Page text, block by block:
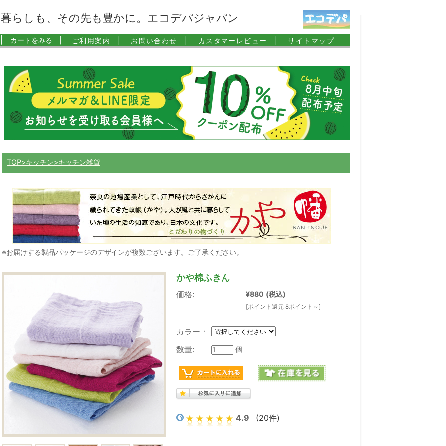
暮らしも、その先も豊かに。エコデパジャパン
カートをみる | ご利用案内 | お問い合わせ | カスタマーレビュー | サイトマップ
TOP キッチン キッチン雑貨
※お届けする製品パッケージのデザインが複数ございます。ご了承ください。
かや棉ふきん
価格: ¥880 (税込)
[ポイント還元 8ポイント～]
カラー：
数量:
個
4.9 (20件)